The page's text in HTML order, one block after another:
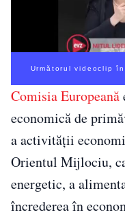
Următorul videoclip în
Comisia Europeană
economică de
a activităţii
Orientul Mijlociu,
energetic, a
încrederea în